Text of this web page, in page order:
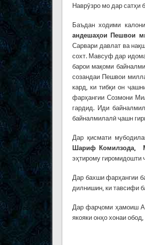
Наврӯзро мо дар
Баъдан ходими
андешаҳои Пешвои
Сарвари давлат ва
сохт. Мавсуф дар
барои мақоми
созандаи Пешвои
кард, ки тибқи он
фарҳангии Созмони
гардид. Иди
байналмилалӣ ҷашн
Дар қисмати
Шариф Комилзода,
эҳтирому
Дар бахши фарҳангии
дилнишин, ки тавсифи
Дар фарҷоми ҳамоиш
якояки онҳо хонаи